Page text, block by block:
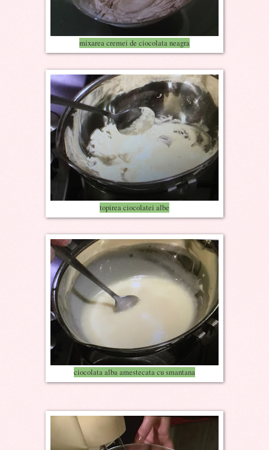
mixarea cremei de ciocolata neagra
topirea ciocolatei albe
ciocolata alba amestecata cu smantana